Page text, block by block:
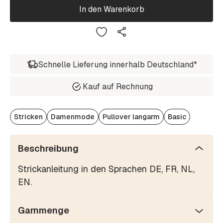
In den Warenkorb
Schnelle Lieferung innerhalb Deutschland*
Kauf auf Rechnung
Stricken Damenmode Pullover langarm Basic
Beschreibung
Strickanleitung in den Sprachen DE, FR, NL,
EN.
Garnmenge